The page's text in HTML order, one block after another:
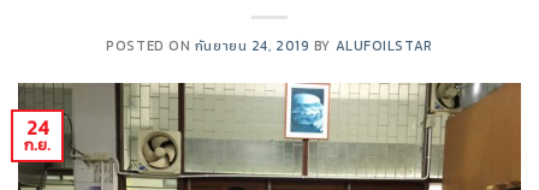
POSTED ON กันยายน 24, 2019 BY ALUFOILSTAR
24
ก.ย.